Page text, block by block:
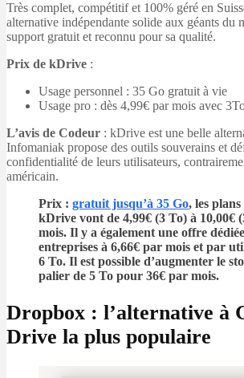
Très complet, compétitif et 100% géré en
alternative indépendante solide aux géants du
support gratuit et reconnu pour sa qualité.
Prix de kDrive :
Usage personnel : 35 Go gratuit à vie
Usage pro : dès 4,99€ par mois avec
L’avis de Codeur : kDrive est une belle
Infomaniak propose des outils souverains et
confidentialité de leurs utilisateurs,
américain.
Prix : gratuit jusqu’à 35 Go, les
kDrive vont de 4,99€ (3 To) à 10,00€
mois. Il y a également une offre
entreprises à 6,66€ par mois et par
6 To. Il est possible d’augmenter le
palier de 5 To pour 36€ par mois.
Dropbox : l’alternative à
Drive la plus populaire